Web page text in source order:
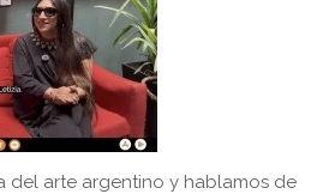
del arte argentino y hablamos de